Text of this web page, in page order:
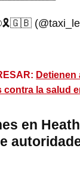
la salud
en